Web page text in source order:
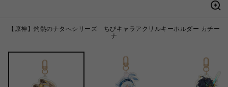
【原神】灼熱のナタへシリーズ ちびキャラアクリルキーホルダー カチー
ナ